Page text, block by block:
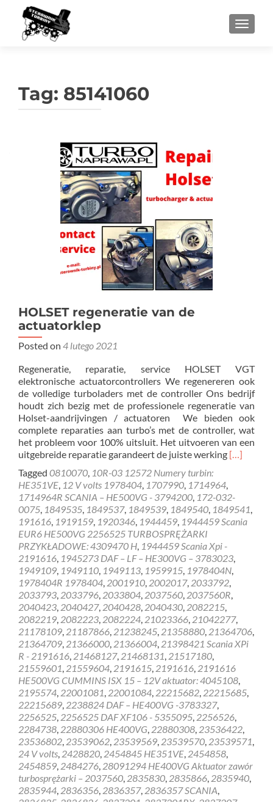
Tag: 85141060
HOLSET regeneratie van de
actuatorklep
Posted on 4 lutego 2021
Regeneratie, reparatie, service HOLSET VGT
elektronische actuatorcontrollers We regenereren ook
de volledige turboladers met de controller Ons bedrijf
houdt zich bezig met de professionele regeneratie van
Holset-aandrijvingen / actuatoren We bieden ook
complete reparaties aan turbo’s met de controller, wat
het probleem voor 100% uitsluit. Het uitvoeren van een
uitgebreide reparatie garandeert de juiste werking Read
van
de
[…]
Tagged 0810070, 10R-03 12572 Numery turbin:
HE351VE, 12 V volts 1978404, 1707990, 1714964,
1714964R SCANIA – HE500VG - 3794200, 172-032-
0075, 1849535, 1849537, 1849539, 1849540, 1849541,
191616, 1919159, 1920346, 1944459, 1944459 Scania
EUR6 HE500VG 2256525 TURBOSPRĘŻARKI
PRZYKŁADOWE: 4309470 H, 1944459 Scania Xpi -
2191616, 1945273 DAF – LF – HE300VG – 3783023,
1949109, 1949110, 1949113, 1959915, 1978404N,
1978404R 1978404, 2001910, 2002017, 2033792,
2033793, 2033796, 2033804, 2037560, 2037560R,
2040423, 2040427, 2040428, 2040430, 2082215,
2082219, 2082223, 2082224, 21023366, 21042277,
21178109, 21187866, 21238245, 21358880, 21364706,
21364709, 21366000, 21366004, 21398421 Scania XPi
R - 2191616, 21468127, 21468131, 21517180,
21559601, 21559604, 2191615, 2191616, 2191616
HE500VG CUMMINS ISX 15 – 12V aktuator: 4045108,
2195574, 22001081, 22001084, 22215682, 22215685,
22215689, 2238824 DAF – HE400VG -3783327,
2256525, 2256525 DAF XF106 - 5355095, 2256526,
2284738, 22880306 HE400VG, 22880308, 23536422,
23536802, 23539062, 23539569, 23539570, 23539571,
24 V volts, 2428820, 2454845 HE351VE, 2454858,
2454859, 2484276, 28091294 HE400VG Aktuator zawór
turbosprężarki – 2037560, 2835830, 2835866, 2835940,
2835944, 2836356, 2836357, 2836357 SCANIA,